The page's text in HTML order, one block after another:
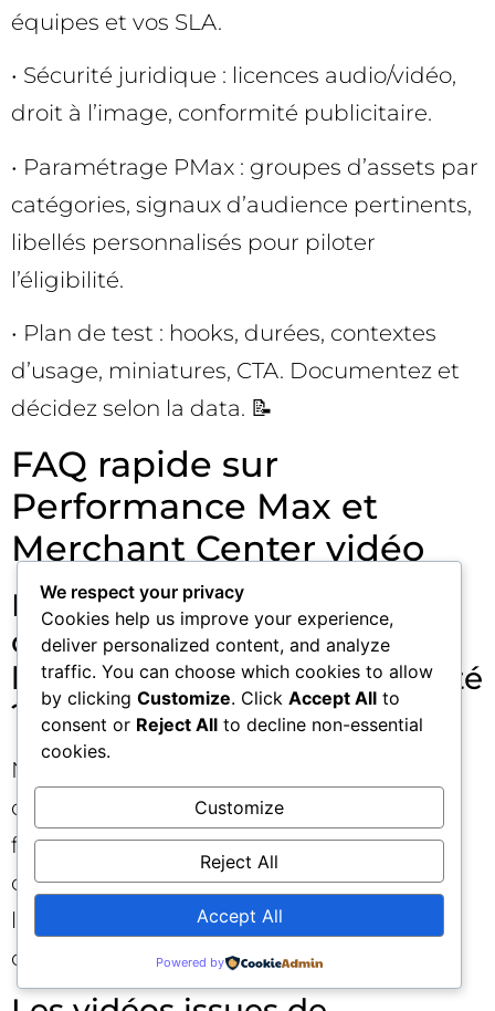
équipes et vos SLA.
• Sécurité juridique : licences audio/vidéo,
droit à l’image, conformité publicitaire.
• Paramétrage PMax : groupes d’assets par
catégories, signaux d’audience pertinents,
libellés personnalisés pour piloter
l’éligibilité.
• Plan de test : hooks, durées, contextes
d’usage, miniatures, CTA. Documentez et
décidez selon la data. 📝
FAQ rapide sur
Performance Max et
Merchant Center vidéo
Faut‑il obligatoirement avoir
des vidéos par SKU pour
bénéficier de la fonctionnalité
?
Non. Performance Max utilisera les vidéos
disponibles et complétera avec d’autres
formats si nécessaire. Mais plus la
couverture vidéo par SKU est élevée, plus
l’alignement et la performance ont des
chances de progresser.
We respect your privacy
Cookies help us improve your experience,
deliver personalized content, and analyze
traffic. You can choose which cookies to allow
by clicking Customize. Click Accept All to
consent or Reject All to decline non-essential
cookies.
Customize
Reject All
Accept All
Powered by